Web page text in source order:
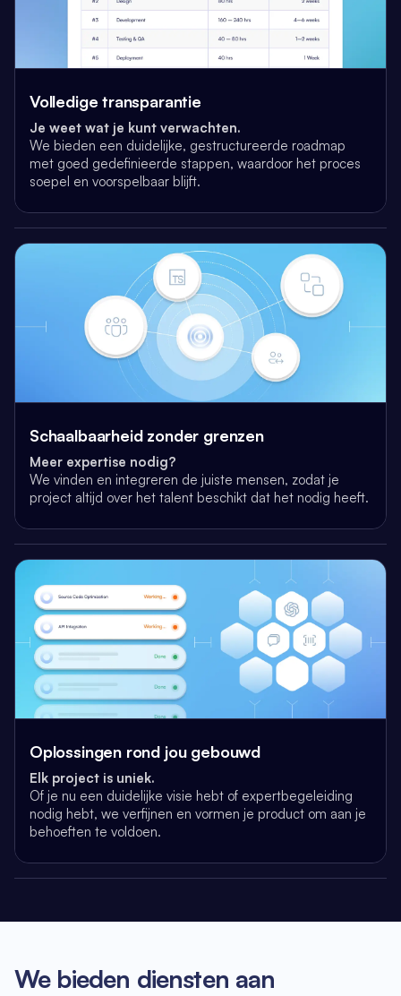
Volledige transparantie
Je weet wat je kunt verwachten.
We bieden een duidelijke, gestructureerde roadmap
met goed gedefinieerde stappen, waardoor het proces
soepel en voorspelbaar blijft.
Schaalbaarheid zonder grenzen
Meer expertise nodig?
We vinden en integreren de juiste mensen, zodat je
project altijd over het talent beschikt dat het nodig heeft.
Oplossingen rond jou gebouwd
Elk project is uniek.
Of je nu een duidelijke visie hebt of expertbegeleiding
nodig hebt, we verfijnen en vormen je product om aan je
behoeften te voldoen.
We bieden diensten aan